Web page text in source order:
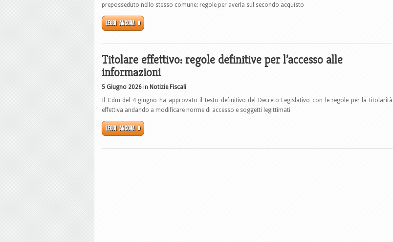
preposseduto nello stesso comune: regole per averla sul secondo acquisto
Leggi ancora »
Titolare effettivo: regole definitive per l’accesso alle
informazioni
5 Giugno 2026 in Notizie Fiscali
Il Cdm del 4 giugno ha approvato il testo definitivo del Decreto Legislativo con le regole per la titolarità
effettiva andando a modificare norme di accesso e soggetti legittimati
Leggi ancora »